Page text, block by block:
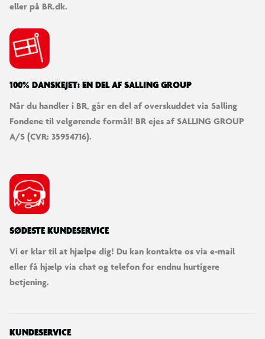
eller på BR.dk.
100% DANSKEJET: EN DEL AF SALLING GROUP
Når du handler i BR, går en del af overskuddet via Salling
Fondene til velgørende formål! BR ejes af SALLING GROUP
A/S (CVR: 35954716).
SØDESTE KUNDESERVICE
Vi er klar til at hjælpe dig! Du kan kontakte os via e-mail
eller få hjælp via chat og telefon for endnu hurtigere
betjening.
KUNDESERVICE